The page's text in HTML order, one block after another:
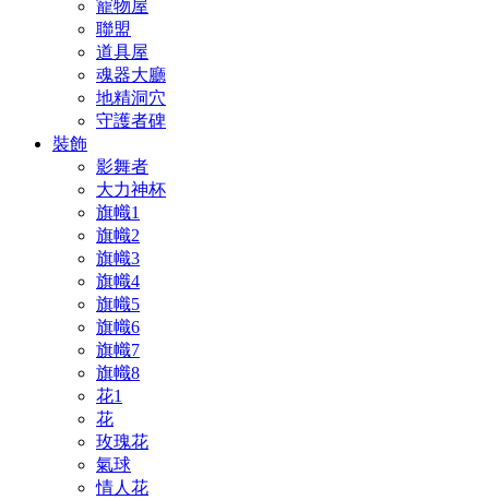
寵物屋
聯盟
道具屋
魂器大廳
地精洞穴
守護者碑
裝飾
影舞者
大力神杯
旗幟1
旗幟2
旗幟3
旗幟4
旗幟5
旗幟6
旗幟7
旗幟8
花1
花
玫瑰花
氣球
情人花